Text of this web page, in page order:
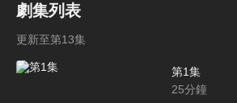
劇集列表
更新至第13集
第1集
25分鐘